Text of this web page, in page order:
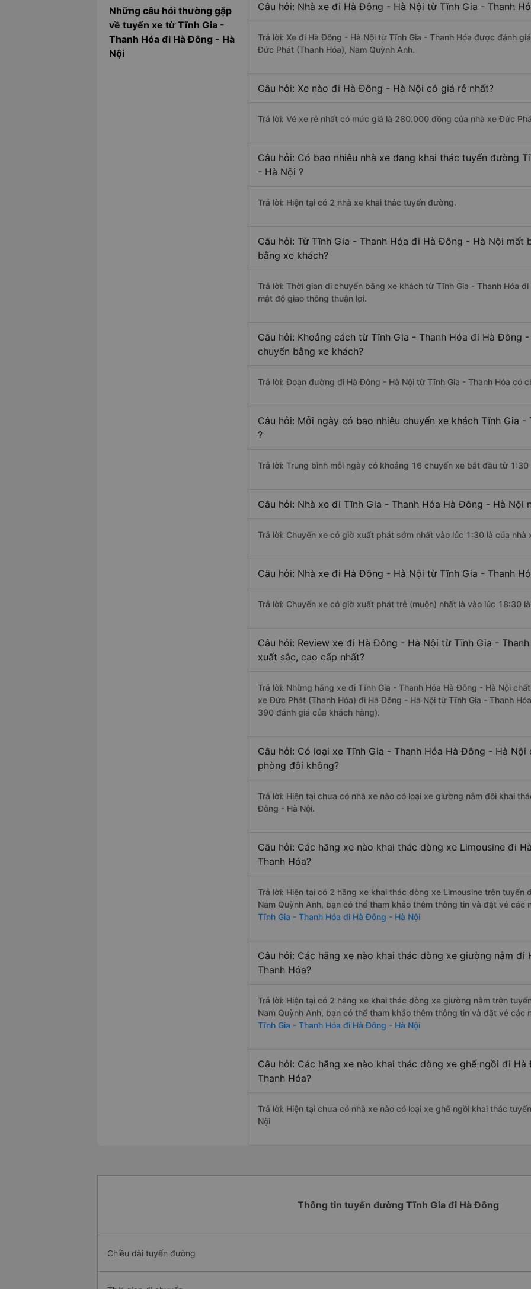
Những câu hỏi thường gặp
về tuyến xe từ Tĩnh Gia -
Thanh Hóa đi Hà Đông - Hà
Nội
Câu hỏi: Nhà xe đi Hà Đông - Hà Nội từ Tĩnh Gia - Thanh
Trả lời: Xe đi Hà Đông - Hà Nội từ Tĩnh Gia - Thanh Hóa được đánh
Đức Phát (Thanh Hóa), Nam Quỳnh Anh.
Câu hỏi: Xe nào đi Hà Đông - Hà Nội có giá rẻ nhất?
Trả lời: Vé xe rẻ nhất có mức giá là 280.000 đồng của nhà xe Đức
Câu hỏi: Có bao nhiêu nhà xe đang khai thác tuyến đường
- Hà Nội ?
Trả lời: Hiện tại có 2 nhà xe khai thác tuyến đường.
Câu hỏi: Từ Tĩnh Gia - Thanh Hóa đi Hà Đông - Hà Nội mất
bằng xe khách?
Trả lời: Thời gian di chuyển bằng xe khách từ Tĩnh Gia - Thanh Hóa
mật độ giao thông thuận lợi.
Câu hỏi: Khoảng cách từ Tĩnh Gia - Thanh Hóa đi Hà Đông
chuyển bằng xe khách?
Trả lời: Đoạn đường đi Hà Đông - Hà Nội từ Tĩnh Gia - Thanh Hóa có
Câu hỏi: Mỗi ngày có bao nhiêu chuyến xe khách Tĩnh Gia
?
Trả lời: Trung bình mỗi ngày có khoảng 16 chuyến xe bắt đầu từ
Câu hỏi: Nhà xe đi Tĩnh Gia - Thanh Hóa Hà Đông - Hà Nội
Trả lời: Chuyến xe có giờ xuất phát sớm nhất vào lúc 1:30 là của nhà
Câu hỏi: Nhà xe đi Hà Đông - Hà Nội từ Tĩnh Gia - Thanh
Trả lời: Chuyến xe có giờ xuất phát trễ (muộn) nhất là vào lúc 18:30
Câu hỏi: Review xe đi Hà Đông - Hà Nội từ Tĩnh Gia -
xuất sắc, cao cấp nhất?
Trả lời: Những hãng xe đi Tĩnh Gia - Thanh Hóa Hà Đông - Hà Nội
xe Đức Phát (Thanh Hóa) đi Hà Đông - Hà Nội từ Tĩnh Gia - Thanh
390 đánh giá của khách hàng).
Câu hỏi: Có loại xe Tĩnh Gia - Thanh Hóa Hà Đông - Hà
phòng đôi không?
Trả lời: Hiện tại chưa có nhà xe nào có loại xe giường nằm đôi khai
Đông - Hà Nội.
Câu hỏi: Các hãng xe nào khai thác dòng xe Limousine đi
Thanh Hóa?
Trả lời: Hiện tại có 2 hãng xe khai thác dòng xe Limousine trên tuyến
Nam Quỳnh Anh, bạn có thể tham khảo thêm thông tin và đặt vé các
Tĩnh Gia - Thanh Hóa đi Hà Đông - Hà Nội
Câu hỏi: Các hãng xe nào khai thác dòng xe giường nằm
Thanh Hóa?
Trả lời: Hiện tại có 2 hãng xe khai thác dòng xe giường nằm trên
Nam Quỳnh Anh, bạn có thể tham khảo thêm thông tin và đặt vé các
Tĩnh Gia - Thanh Hóa đi Hà Đông - Hà Nội
Câu hỏi: Các hãng xe nào khai thác dòng xe ghế ngồi đi
Thanh Hóa?
Trả lời: Hiện tại chưa có nhà xe nào có loại xe ghế ngồi khai thác
Nội
Thông tin tuyến đường Tĩnh Gia đi Hà Đông
Chiều dài tuyến đường